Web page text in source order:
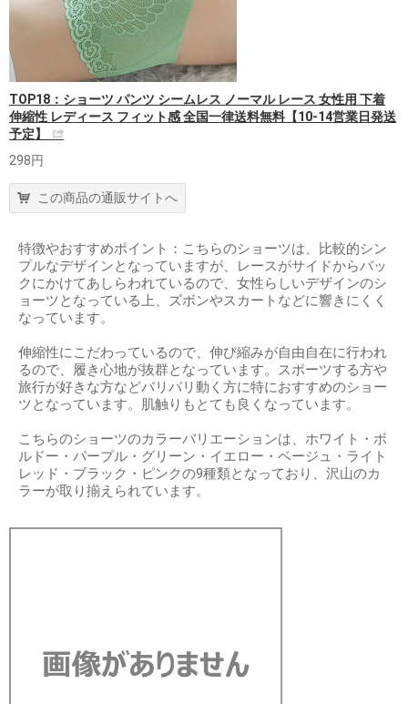
TOP18：ショーツ パンツ シームレス ノーマル レース 女性用 下着
伸縮性 レディース フィット感 全国一律送料無料【10-14営業日発送
予定】
298円
この商品の通販サイトへ
特徴やおすすめポイント：こちらのショーツは、比較的シン
プルなデザインとなっていますが、レースがサイドからバッ
クにかけてあしらわれているので、女性らしいデザインのシ
ョーツとなっている上、ズボンやスカートなどに響きにくく
なっています。
伸縮性にこだわっているので、伸び縮みが自由自在に行われ
るので、履き心地が抜群となっています。スポーツする方や
旅行が好きな方などバリバリ動く方に特におすすめのショー
ツとなっています。肌触りもとても良くなっています。
こちらのショーツのカラーバリエーションは、ホワイト・ボ
ルドー・パープル・グリーン・イエロー・ベージュ・ライト
レッド・ブラック・ピンクの9種類となっており、沢山のカ
ラーが取り揃えられています。